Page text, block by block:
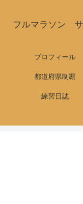
フルマラソン
プロフィール
都道府県制覇
練習日誌